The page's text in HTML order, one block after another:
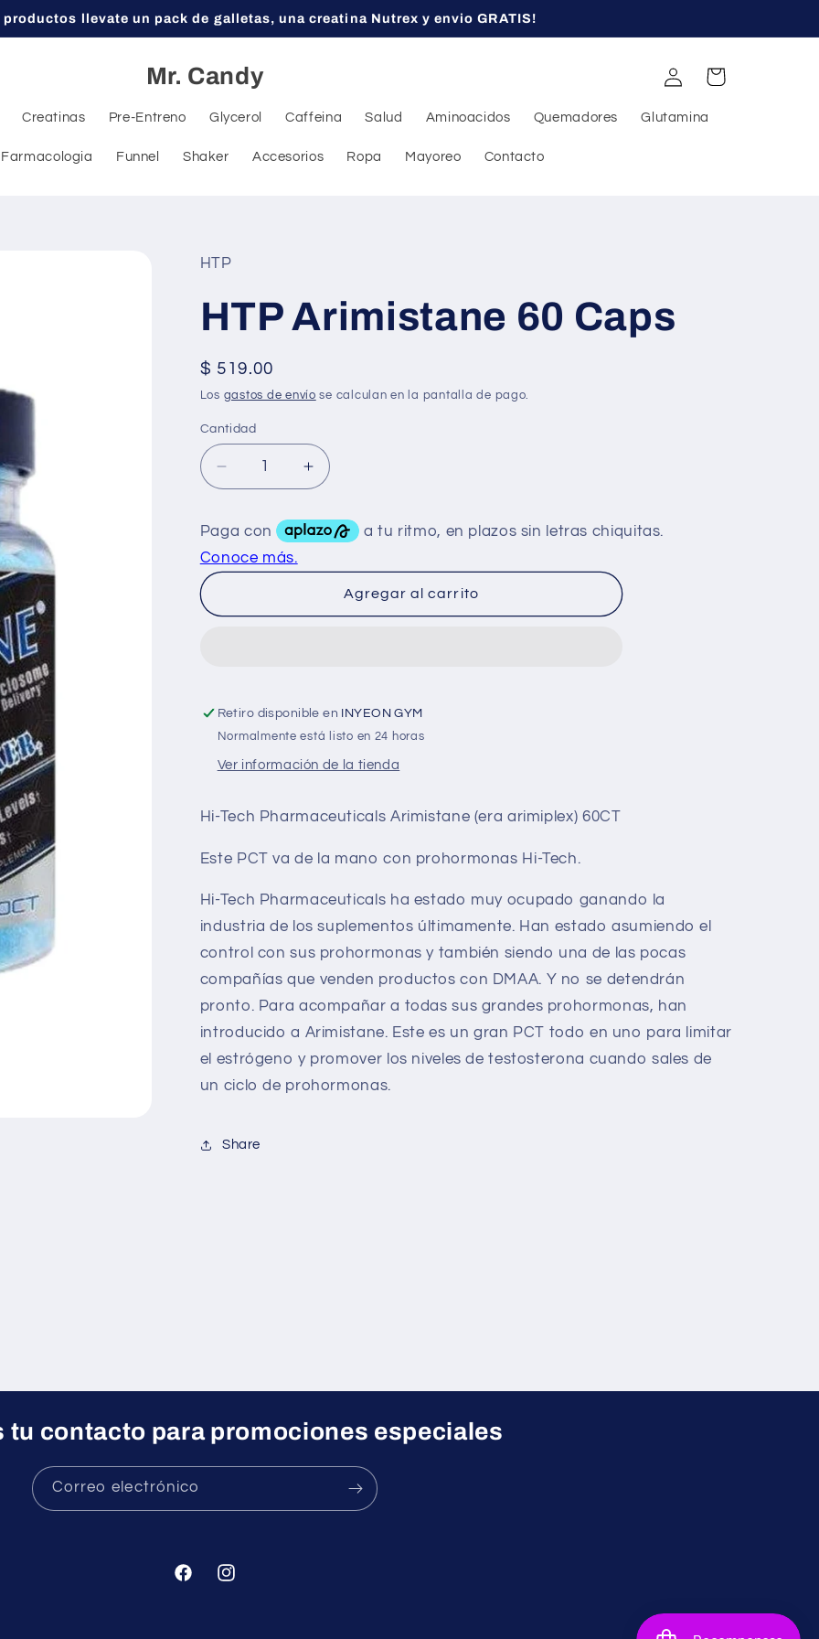
productos llevate un pack de galletas, una creatina Nutrex y envio GRATIS!
Mr. Candy
Creatinas Pre-Entreno Glycerol Caffeina Salud Aminoacidos Quemadores Glutamina
Farmacologia Funnel Shaker Accesorios Ropa Mayoreo Contacto
Iniciar
sesión
Carrito
HTP
HTP Arimistane 60 Caps
Precio
habitual
$ 519.00
Los gastos de envío se calculan en la pantalla de pago.
Cantidad
Reducir
cantidad
HTP
Arimistane
60
Aumentar
cantidad
para
HTP
60
CapsAgregar al carrito
Retiro disponible en INYEON GYM
Normalmente está listo en 24 horas
Ver información de la tienda
Hi-Tech Pharmaceuticals Arimistane (era arimiplex) 60CT
Este PCT va de la mano con prohormonas Hi-Tech.
Hi-Tech Pharmaceuticals ha estado muy ocupado ganando la
industria de los suplementos últimamente. Han estado asumiendo el
control con sus prohormonas y también siendo una de las pocas
compañías que venden productos con DMAA. Y no se detendrán
pronto. Para acompañar a todas sus grandes prohormonas, han
introducido a Arimistane. Este es un gran PCT todo en uno para limitar
el estrógeno y promover los niveles de testosterona cuando sales de
un ciclo de prohormonas.
Share
tu contacto para promociones especiales
Correo electrónico
FacebookInstagram